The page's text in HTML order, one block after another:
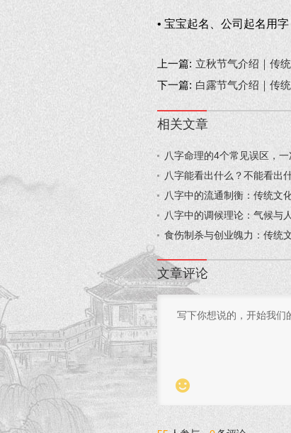
• 宝宝起名、公司起名用
上一篇: 立秋节气介绍｜传
下一篇: 白露节气介绍｜传
相关文章
八字命理的4个常见误区，
八字能看出什么？不能看出
八字中的流通制衡：传统文
八字中的调候理论：气候与
食伤制杀与创业魄力：传统
文章评论
